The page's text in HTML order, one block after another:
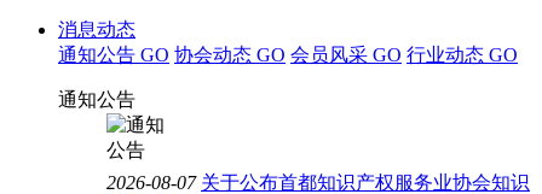
消息动态
通知公告 GO 协会动态 GO 会员风采 GO 行业动态 GO
通知公告
2026-08-07 关于公布首都知识产权服务业协会知识